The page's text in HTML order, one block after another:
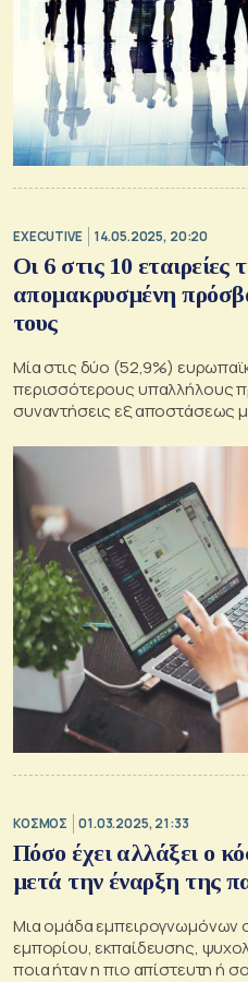
EXECUTIVE 14.05.2025, 20:20
Οι 6 στις 10 εταιρείες
απομακρυσμένη
τους
Μία στις δύο (52,9%)
περισσότερους υπαλλήλους
συναντήσεις εξ αποστάσεως
ΚΟΣΜΟΣ 01.03.2025, 21:33
Πόσο έχει αλλάξει ο
μετά την έναρξη της
Μια ομάδα εμπειρογνωμόνων
εμπορίου, εκπαίδευσης,
ποια ήταν η πιο απίστευτη ή